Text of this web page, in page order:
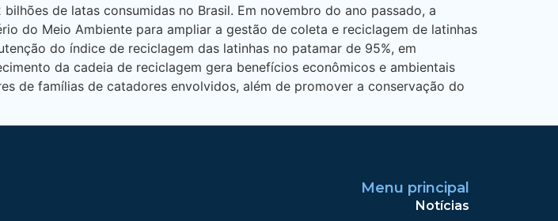
de latas consumidas no Brasil. Em novembro do ano passado, a
do Meio Ambiente para ampliar a gestão de coleta e reciclagem de latinhas
do índice de reciclagem das latinhas no patamar de 95%, em
da cadeia de reciclagem gera benefícios econômicos e ambientais
de famílias de catadores envolvidos, além de promover a conservação do
Menu principal
Notícias